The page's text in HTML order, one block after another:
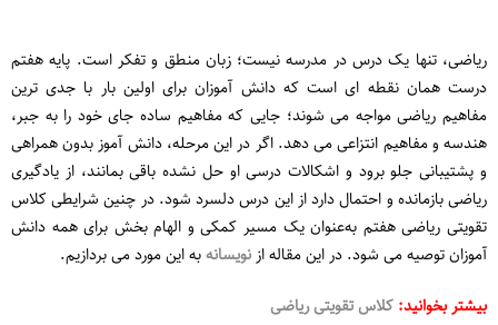
ریاضی، تنها یک درس در مدرسه نیست؛ زبان منطق و تفکر است. پایه هفتم
درست همان نقطه ای است که دانش ‌آموزان برای اولین بار با جدی ‌ترین
مفاهیم ریاضی مواجه می‌ شوند؛ جایی که مفاهیم ساده جای خود را به جبر،
هندسه و مفاهیم انتزاعی می‌ دهد. اگر در این مرحله، دانش‌ آموز بدون همراهی
و پشتیبانی جلو برود و اشکالات درسی او حل نشده باقی بمانند، از یادگیری
ریاضی بازمانده و احتمال دارد از این درس دلسرد شود. در چنین شرایطی کلاس
تقویتی ریاضی هفتم به‌عنوان یک مسیر کمکی و الهام ‌بخش برای همه دانش
آموزان توصیه می شود. در این مقاله از نویسانهبه این مورد می بردازیم.
بیشتر بخوانید: کلاس تقویتی ریاضی